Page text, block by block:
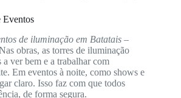
Eventos
de iluminação em Batatais –
obras, as torres de iluminação
a ver bem e a trabalhar com
Em eventos à noite, como shows e
claro. Isso faz com que todos
de forma segura.